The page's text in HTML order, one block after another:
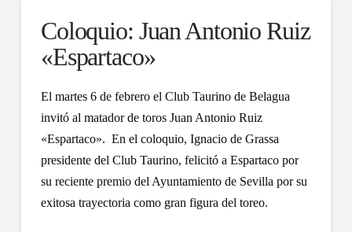
Coloquio: Juan Antonio Ruiz
«Espartaco»
El martes 6 de febrero el Club Taurino de Belagua
invitó al matador de toros Juan Antonio Ruiz
«Espartaco». En el coloquio, Ignacio de Grassa
presidente del Club Taurino, felicitó a Espartaco por
su reciente premio del Ayuntamiento de Sevilla por su
exitosa trayectoria como gran figura del toreo.